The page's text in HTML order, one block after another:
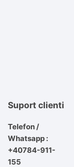
Suport clienti
Telefon /
Whatsapp :
+40784-911-
155